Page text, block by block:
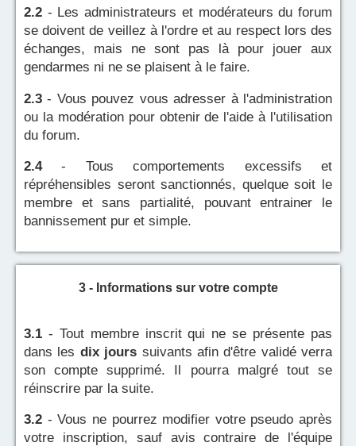
2.2 - Les administrateurs et modérateurs du forum
se doivent de veillez à l'ordre et au respect lors des
échanges, mais ne sont pas là pour jouer aux
gendarmes ni ne se plaisent à le faire.
2.3 - Vous pouvez vous adresser à l'administration
ou la modération pour obtenir de l'aide à l'utilisation
du forum.
2.4- Tous comportements excessifs et
répréhensibles seront sanctionnés, quelque soit le
membre et sans partialité, pouvant entrainer le
bannissement pur et simple.
3 - Informations sur votre compte
3.1 - Tout membre inscrit qui ne se présente pas
dans les dix jours suivants afin d'être validé verra
son compte supprimé. Il pourra malgré tout se
réinscrire par la suite.
3.2 - Vous ne pourrez modifier votre pseudo après
votre inscription, sauf avis contraire de l'équipe